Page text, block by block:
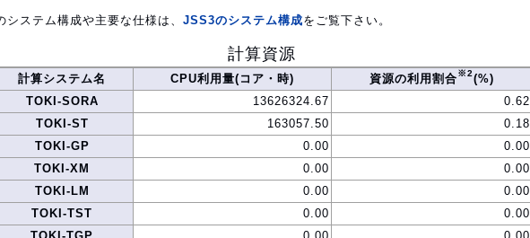
システム構成や主要な仕様は、 JSS3のシステム構成をご覧下さい。
計算資源
計算システム名 CPU利用量(コア・時) 資源の利用割合※2(%)
TOKI-SORA
13626324.67
0.62
TOKI-ST
163057.50
0.18
TOKI-GP
0.00
0.00
TOKI-XM
0.00
0.00
TOKI-LM
0.00
0.00
TOKI-TST
0.00
0.00
TOKI-TGP
0.00
0.00